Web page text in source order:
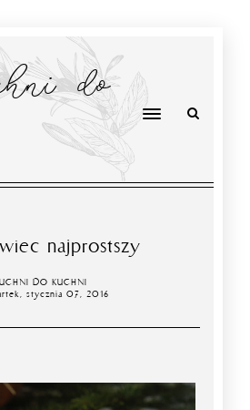
do
najprostszy
DO KUCHNI
stycznia 07, 2016